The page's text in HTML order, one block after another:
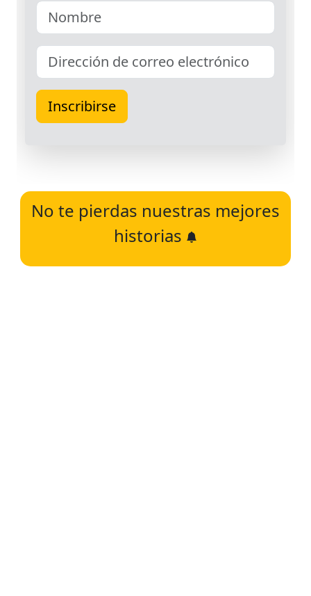
No te pierdas nuestras mejores
historias